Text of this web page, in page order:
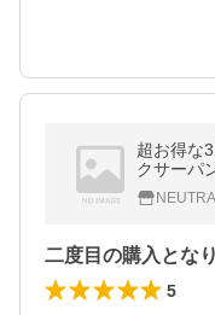
超お得な
クサーパ
テル メー
5